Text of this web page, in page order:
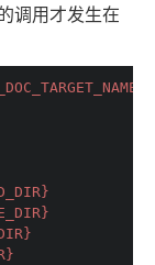
调用才发生在